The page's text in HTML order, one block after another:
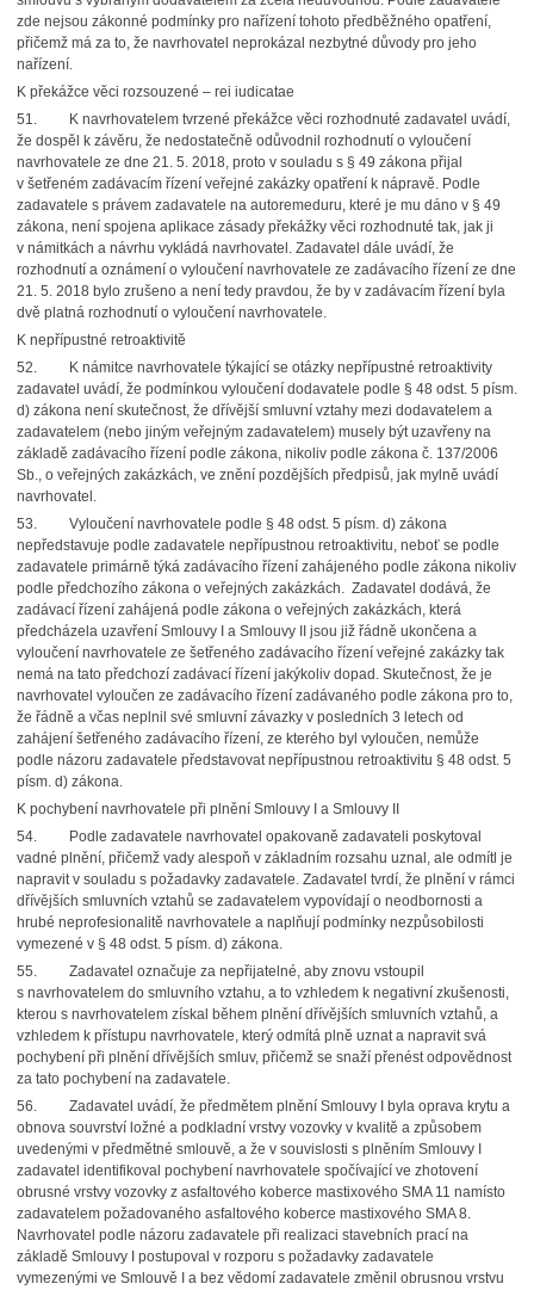
zde nejsou zákonné podmínky pro nařízení tohoto předběžného opatření,
přičemž má za to, že navrhovatel neprokázal nezbytné důvody pro jeho
nařízení.
K překážce věci rozsouzené – rei iudicatae
51.
K navrhovatelem tvrzené překážce věci rozhodnuté zadavatel uvádí,
že dospěl k závěru, že nedostatečně odůvodnil rozhodnutí o vyloučení
navrhovatele ze dne 21. 5. 2018, proto v souladu s § 49 zákona přijal
v šetřeném zadávacím řízení veřejné zakázky opatření k nápravě. Podle
zadavatele s právem zadavatele na autoremeduru, které je mu dáno v § 49
zákona, není spojena aplikace zásady překážky věci rozhodnuté tak, jak ji
v námitkách a návrhu vykládá navrhovatel. Zadavatel dále uvádí, že
rozhodnutí a oznámení o vyloučení navrhovatele ze zadávacího řízení ze dne
21. 5. 2018 bylo zrušeno a není tedy pravdou, že by v zadávacím řízení byla
dvě platná rozhodnutí o vyloučení navrhovatele.
K nepřípustné retroaktivitě
52.
K námitce navrhovatele týkající se otázky nepřípustné retroaktivity
zadavatel uvádí, že podmínkou vyloučení dodavatele podle § 48 odst. 5 písm.
d) zákona není skutečnost, že dřívější smluvní vztahy mezi dodavatelem a
zadavatelem (nebo jiným veřejným zadavatelem) musely být uzavřeny na
základě zadávacího řízení podle zákona, nikoliv podle zákona č. 137/2006
Sb., o veřejných zakázkách, ve znění pozdějších předpisů, jak mylně uvádí
navrhovatel.
53.
Vyloučení navrhovatele podle § 48 odst. 5 písm. d) zákona
nepředstavuje podle zadavatele nepřípustnou retroaktivitu, neboť se podle
zadavatele primárně týká zadávacího řízení zahájeného podle zákona nikoliv
podle předchozího zákona o veřejných zakázkách. Zadavatel dodává, že
zadávací řízení zahájená podle zákona o veřejných zakázkách, která
předcházela uzavření Smlouvy I a Smlouvy II jsou již řádně ukončena a
vyloučení navrhovatele ze šetřeného zadávacího řízení veřejné zakázky tak
nemá na tato předchozí zadávací řízení jakýkoliv dopad. Skutečnost, že je
navrhovatel vyloučen ze zadávacího řízení zadávaného podle zákona pro to,
že řádně a včas neplnil své smluvní závazky v posledních 3 letech od
zahájení šetřeného zadávacího řízení, ze kterého byl vyloučen, nemůže
podle názoru zadavatele představovat nepřípustnou retroaktivitu § 48 odst. 5
písm. d) zákona.
K pochybení navrhovatele při plnění Smlouvy I a Smlouvy II
54.
Podle zadavatele navrhovatel opakovaně zadavateli poskytoval
vadné plnění, přičemž vady alespoň v základním rozsahu uznal, ale odmítl je
napravit v souladu s požadavky zadavatele. Zadavatel tvrdí, že plnění v rámci
dřívějších smluvních vztahů se zadavatelem vypovídají o neodbornosti a
hrubé neprofesionalitě navrhovatele a naplňují podmínky nezpůsobilosti
vymezené v § 48 odst. 5 písm. d) zákona.
55.
Zadavatel označuje za nepřijatelné, aby znovu vstoupil
s navrhovatelem do smluvního vztahu, a to vzhledem k negativní zkušenosti,
kterou s navrhovatelem získal během plnění dřívějších smluvních vztahů, a
vzhledem k přístupu navrhovatele, který odmítá plně uznat a napravit svá
pochybení při plnění dřívějších smluv, přičemž se snaží přenést odpovědnost
za tato pochybení na zadavatele.
56.
Zadavatel uvádí, že předmětem plnění Smlouvy I byla oprava krytu a
obnova souvrství ložné a podkladní vrstvy vozovky v kvalitě a způsobem
uvedenými v předmětné smlouvě, a že v souvislosti s plněním Smlouvy I
zadavatel identifikoval pochybení navrhovatele spočívající ve zhotovení
obrusné vrstvy vozovky z asfaltového koberce mastixového SMA 11 namísto
zadavatelem požadovaného asfaltového koberce mastixového SMA 8.
Navrhovatel podle názoru zadavatele při realizaci stavebních prací na
základě Smlouvy I postupoval v rozporu s požadavky zadavatele
vymezenými ve Smlouvě I a bez vědomí zadavatele změnil obrusnou vrstvu